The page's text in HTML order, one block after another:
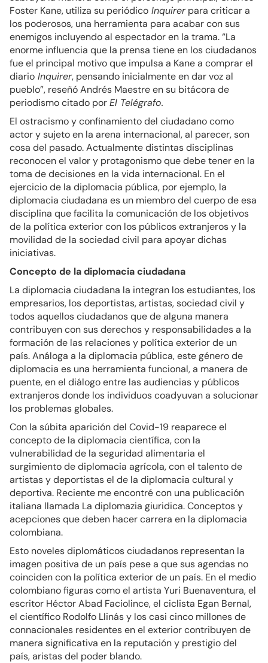
Foster Kane, utiliza su periódico Inquirerpara criticar a
los poderosos, una herramienta para acabar con sus
enemigos incluyendo al espectador en la trama. “La
enorme influencia que la prensa tiene en los ciudadanos
fue el principal motivo que impulsa a Kane a comprar el
diario Inquirer, pensando inicialmente en dar voz al
pueblo”, reseñó Andrés Maestre en su bitácora de
periodismo citado porEl Telégrafo.
El ostracismo y confinamiento del ciudadano como
actor y sujeto en la arena internacional, al parecer, son
cosa del pasado. Actualmente distintas disciplinas
reconocen el valor y protagonismo que debe tener en la
toma de decisiones en la vida internacional. En el
ejercicio de la diplomacia pública, por ejemplo, la
diplomacia ciudadana es un miembro del cuerpo de esa
disciplina que facilita la comunicación de los objetivos
de la política exterior con los públicos extranjeros y la
movilidad de la sociedad civil para apoyar dichas
iniciativas.
Concepto de la diplomacia ciudadana
La diplomacia ciudadana la integran los estudiantes, los
empresarios, los deportistas, artistas, sociedad civil y
todos aquellos ciudadanos que de alguna manera
contribuyen con sus derechos y responsabilidades a la
formación de las relaciones y política exterior de un
país. Análoga a la diplomacia pública, este género de
diplomacia es una herramienta funcional, a manera de
puente, en el diálogo entre las audiencias y públicos
extranjeros donde los individuos coadyuvan a solucionar
los problemas globales.
Con la súbita aparición del Covid-19 reaparece el
concepto de la diplomacia científica, con la
vulnerabilidad de la seguridad alimentaria el
surgimiento de diplomacia agrícola, con el talento de
artistas y deportistas el de la diplomacia cultural y
deportiva. Reciente me encontré con una publicación
italiana llamada La diplomazia giuridica. Conceptos y
acepciones que deben hacer carrera en la diplomacia
colombiana.
Esto noveles diplomáticos ciudadanos representan la
imagen positiva de un país pese a que sus agendas no
coinciden con la política exterior de un país. En el medio
colombiano figuras como el artista Yuri Buenaventura, el
escritor Héctor Abad Faciolince, el ciclista Egan Bernal,
el científico Rodolfo Llinás y los casi cinco millones de
connacionales residentes en el exterior contribuyen de
manera significativa en la reputación y prestigio del
país, aristas del poder blando.